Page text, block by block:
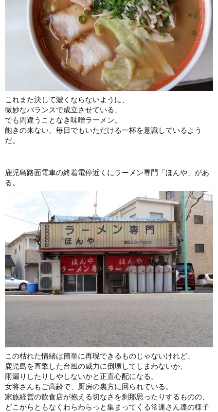
これまた決して濃くならないように、
微妙なバランスで成立させている、
でも間違うことなき味噌ラーメン。
飽きの来ない、毎日でもいただける一杯を意識しているよう
だ。
鹿児島路面電車の終着電停近くにラーメン専門「ほんや」があ
る。
この枯れた情緒は簡単に再現できるものじゃないけれど、
鹿児島を直撃した台風の威力に倒壊してしまわないか、
雨漏りしたりしやしないかと正直心配になる。
女将さんもご高齢で、厨房の裏方に回られている。
家族経営の飲食店が抱える切なさを刹那思ったりするものの、
どこからともなくわらわらっと集まってくる常連さん達の様子